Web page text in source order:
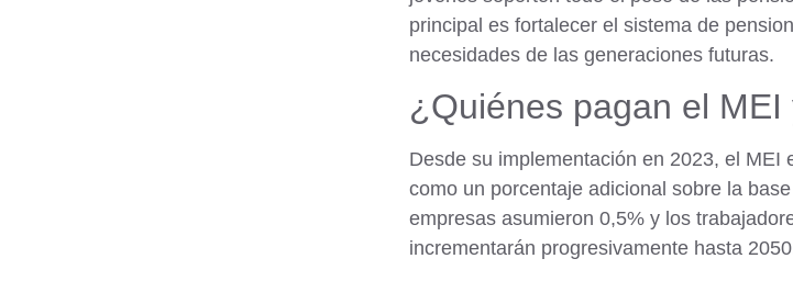
principal es fortalecer el sistema de
necesidades de las generaciones futuras.
¿Quiénes pagan el MEI
Desde su implementación en 2023, el
como un porcentaje adicional sobre la
empresas asumieron 0,5% y los
incrementarán progresivamente hasta